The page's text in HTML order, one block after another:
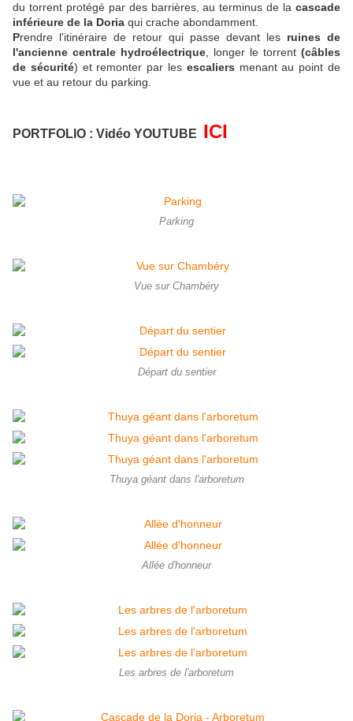
du torrent protégé par des barrières, au terminus de la cascade
inférieure de la Doria qui crache abondamment.
Prendre l'itinéraire de retour qui passe devant les ruines de
l'ancienne centrale hydroélectrique , longer le torrent (câbles
de sécurité) et remonter par les escaliers menant au point de
vue et au retour du parking.
PORTFOLIO : Vidéo YOUTUBE ICI
Parking
Vue sur Chambéry
Départ du sentier
Thuya géant dans l'arboretum
Allée d'honneur
Les arbres de l'arboretum